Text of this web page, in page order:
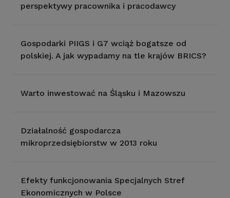
perspektywy pracownika i pracodawcy
Gospodarki PIIGS i G7 wciąż bogatsze od
polskiej. A jak wypadamy na tle krajów BRICS?
Warto inwestować na Śląsku i Mazowszu
Działalność gospodarcza
mikroprzedsiębiorstw w 2013 roku
Efekty funkcjonowania Specjalnych Stref
Ekonomicznych w Polsce